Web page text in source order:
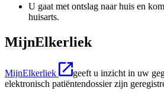
U gaat met ontslag naar huis en
huisarts.
MijnElkerliek
MijnElkerliek
geeft u inzicht in uw
elektronisch patiëntendossier zijn